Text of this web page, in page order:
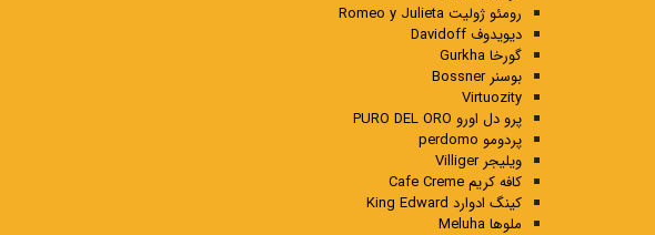
رومئو ژولیت Romeo y Julieta
دیویدوف Davidoff
گورخا Gurkha
بوسنر Bossner
Virtuozity
پرو دل اورو PURO DEL ORO
پردومو perdomo
ویلیجر Villiger
کافه کریم Cafe Creme
کینگ ادوارد King Edward
ملوها Meluha